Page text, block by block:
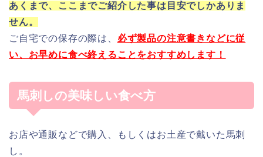
あくまで、ここまでご紹介した事は目安でしかありま
せん。
ご自宅での保存の際は、 必ず製品の注意書きなどに従
い、お早めに食べ終えることをおすすめします！
馬刺しの美味しい食べ方
お店や通販などで購入、もしくはお土産で戴いた馬刺
し。